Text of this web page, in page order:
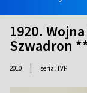
1920.
Szwadron
2010 | serial TVP